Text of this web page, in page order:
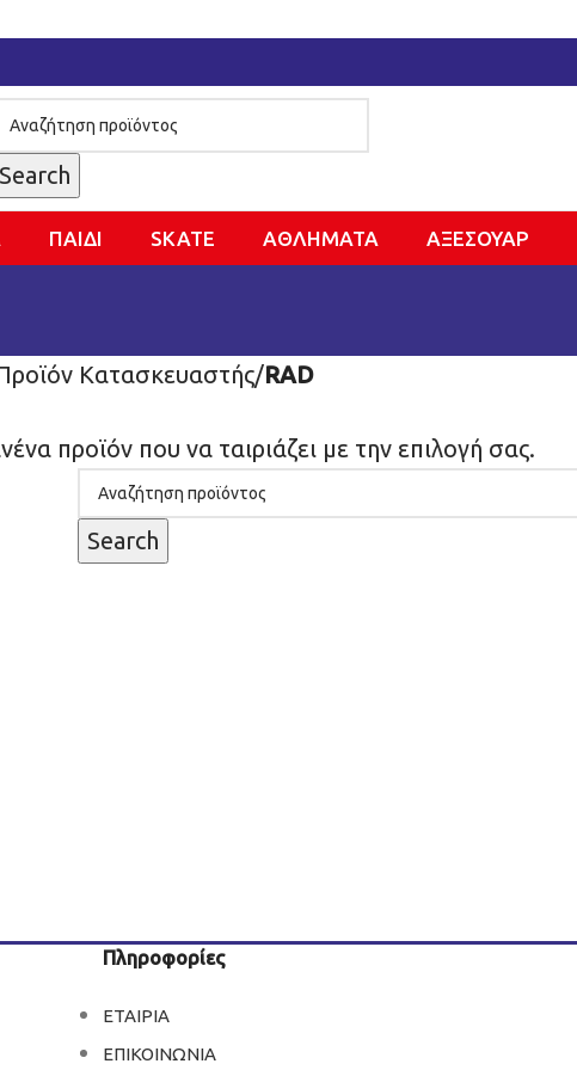
Search
ΠΑΙΔΙ SKATE ΑΘΛΗΜΑΤΑ ΑΞΕΣΟΥΑΡ
Κατασκευαστής/RAD
προϊόν που να ταιριάζει με την επιλογή σας.
Search
Πληροφορίες
ΕΤΑΙΡΙΑ
ΕΠΙΚΟΙΝΩΝΙΑ